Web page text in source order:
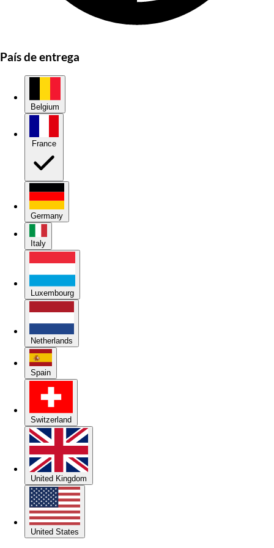
País de entrega
Belgium
Germany
Italy
Luxembourg
Netherlands
Spain
Switzerland
United Kingdom
United States